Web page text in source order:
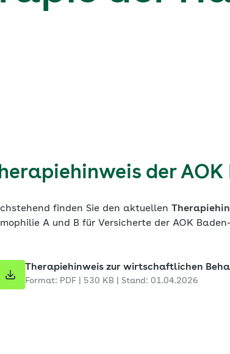
der
finden Sie den aktuellen
A und B für Versicherte der AOK
Therapiehinweis zur wirtschaftlichen
Format: PDF | 530 KB | Stand: 01.04.2026